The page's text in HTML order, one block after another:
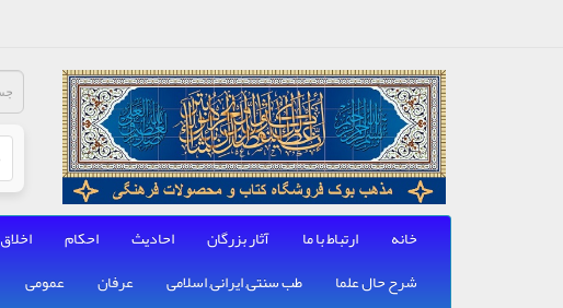
خانه ارتباط با ما آثار بزرگان احادیث احکام اخلاق
شرح حال علما
طب سنتی, ایرانی, اسلامی عرفان عمومی